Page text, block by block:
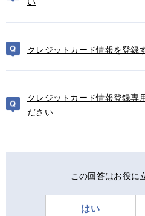
クレジットカード情報を登録
クレジットカード情報登録専
ださい
この回答はお役に
はい